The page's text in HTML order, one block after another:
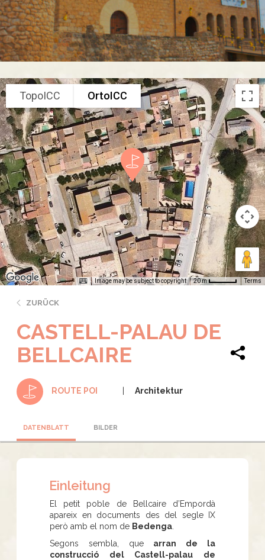
TopoICC OrtoICC
Image may be subject to copyright 20 m Terms
ZURÜCK
CASTELL-PALAU DE
BELLCAIRE
ROUTE POI Architektur
DATENBLATT BILDER
Einleitung
El petit poble de Bellcaire d’Empordà
apareix en documents des del segle IX
però amb el nom de Bedenga
Segons sembla, que arran de la
construcció del Castell-palau de